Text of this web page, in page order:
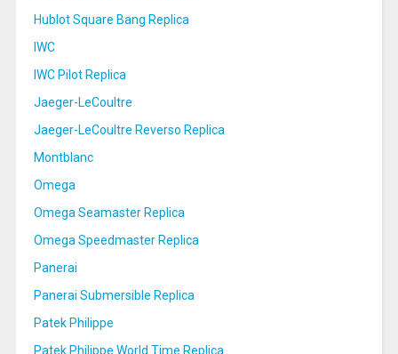
Hublot Square Bang Replica
IWC
IWC Pilot Replica
Jaeger-LeCoultre
Jaeger-LeCoultre Reverso Replica
Montblanc
Omega
Omega Seamaster Replica
Omega Speedmaster Replica
Panerai
Panerai Submersible Replica
Patek Philippe
Patek Philippe World Time Replica